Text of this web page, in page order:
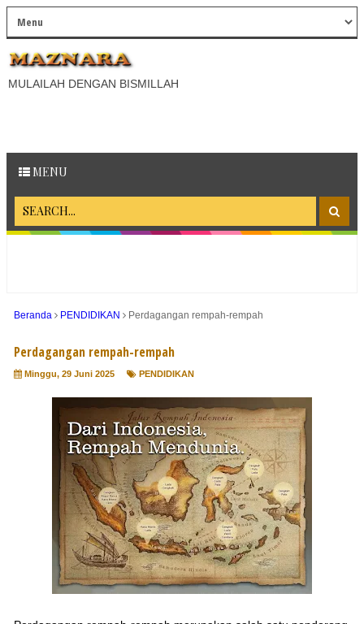
MULAILAH DENGAN BISMILLAH
MENU
Beranda PENDIDIKAN Perdagangan rempah-rempah
Perdagangan rempah-rempah
Minggu, 29 Juni 2025 PENDIDIKAN